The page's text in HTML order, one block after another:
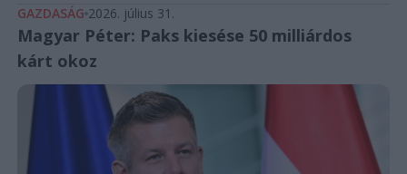
GAZDASÁG 2026. július 31.
Magyar Péter: Paks kiesése 50 milliárdos
kárt okoz